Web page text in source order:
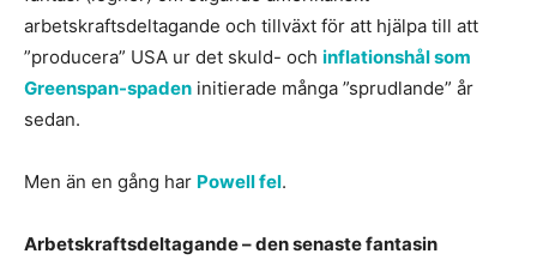
arbetskraftsdeltagande och tillväxt för att hjälpa till att
”producera” USA ur det skuld- och inflationshål som
Greenspan-spaden initierade många ”sprudlande” år
sedan.
Men än en gång har Powell fel.
Arbetskraftsdeltagande – den senaste fantasin